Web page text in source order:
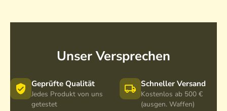
Unser Versprechen
Geprüfte Qualität
Jedes Produkt von uns
getestet
Schneller Versand
Kostenlos ab 500 €
(ausgen. Waffen)